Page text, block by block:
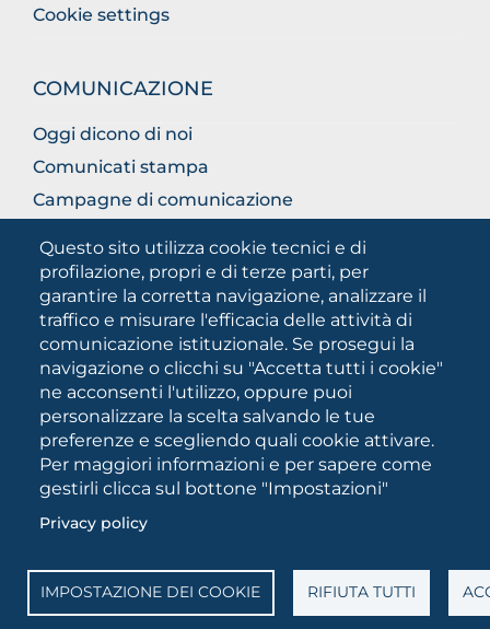
Questo sito utilizza cookie tecnici e di
profilazione, propri e di terze parti, per
garantire la corretta navigazione, analizzare il
traffico e misurare l'efficacia delle attività di
comunicazione istituzionale. Se prosegui la
navigazione o clicchi su "Accetta tutti i cookie"
ne acconsenti l'utilizzo, oppure puoi
personalizzare la scelta salvando le tue
preferenze e scegliendo quali cookie attivare.
Per maggiori informazioni e per sapere come
gestirli clicca sul bottone "Impostazioni"
Privacy policy
IMPOSTAZIONE DEI COOKIE RIFIUTA TUTTI
Cookie settings
Cookies
settings
COMUNICAZIONE
Oggi dicono di noi
Comunicati stampa
Campagne di comunicazione
Unifg Mag
Manuale di identità visiva
Facts and figures
SOCIAL
MEDIA
Università degli Studi di Foggia • Via A.Gramsci 89/91 •
servizioweb@unifg.it